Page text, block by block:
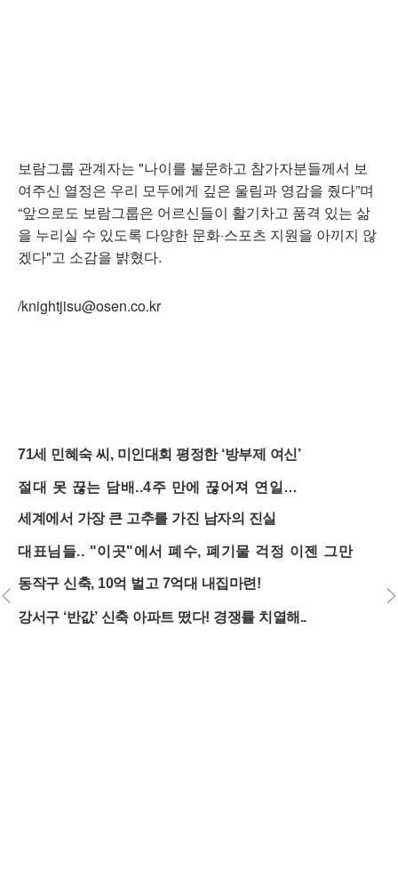
보람그룹 관계자는 "나이를 불문하고 참가자분들께서 보
여주신 열정은 우리 모두에게 깊은 울림과 영감을 줬다”며
“앞으로도 보람그룹은 어르신들이 활기차고 품격 있는 삶
을 누리실 수 있도록 다양한 문화·스포츠 지원을 아끼지 않
겠다"고 소감을 밝혔다.
/knightjisu@osen.co.kr